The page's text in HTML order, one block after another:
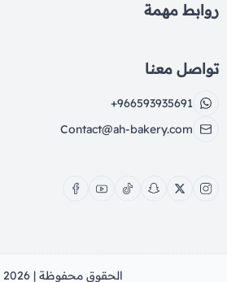
روابط مهمة
تواصل معنا
+966593935691
Contact@ah-bakery.com
الحقوق محفوظة | 2026